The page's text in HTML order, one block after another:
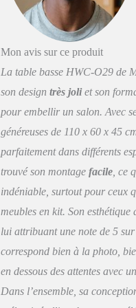
Mon avis sur ce produit
La table basse HWC-O29 de
son design très joliet son
pour embellir un salon. Avec
généreuses de 110 x 60 x 45
parfaitement dans différents
trouvé son montage facile, ce
indéniable, surtout pour ceux
meubles en kit. Son esthétique
lui attribuant une note de 5
correspond bien à la photo,
en dessous des attentes avec
Dans l’ensemble, sa